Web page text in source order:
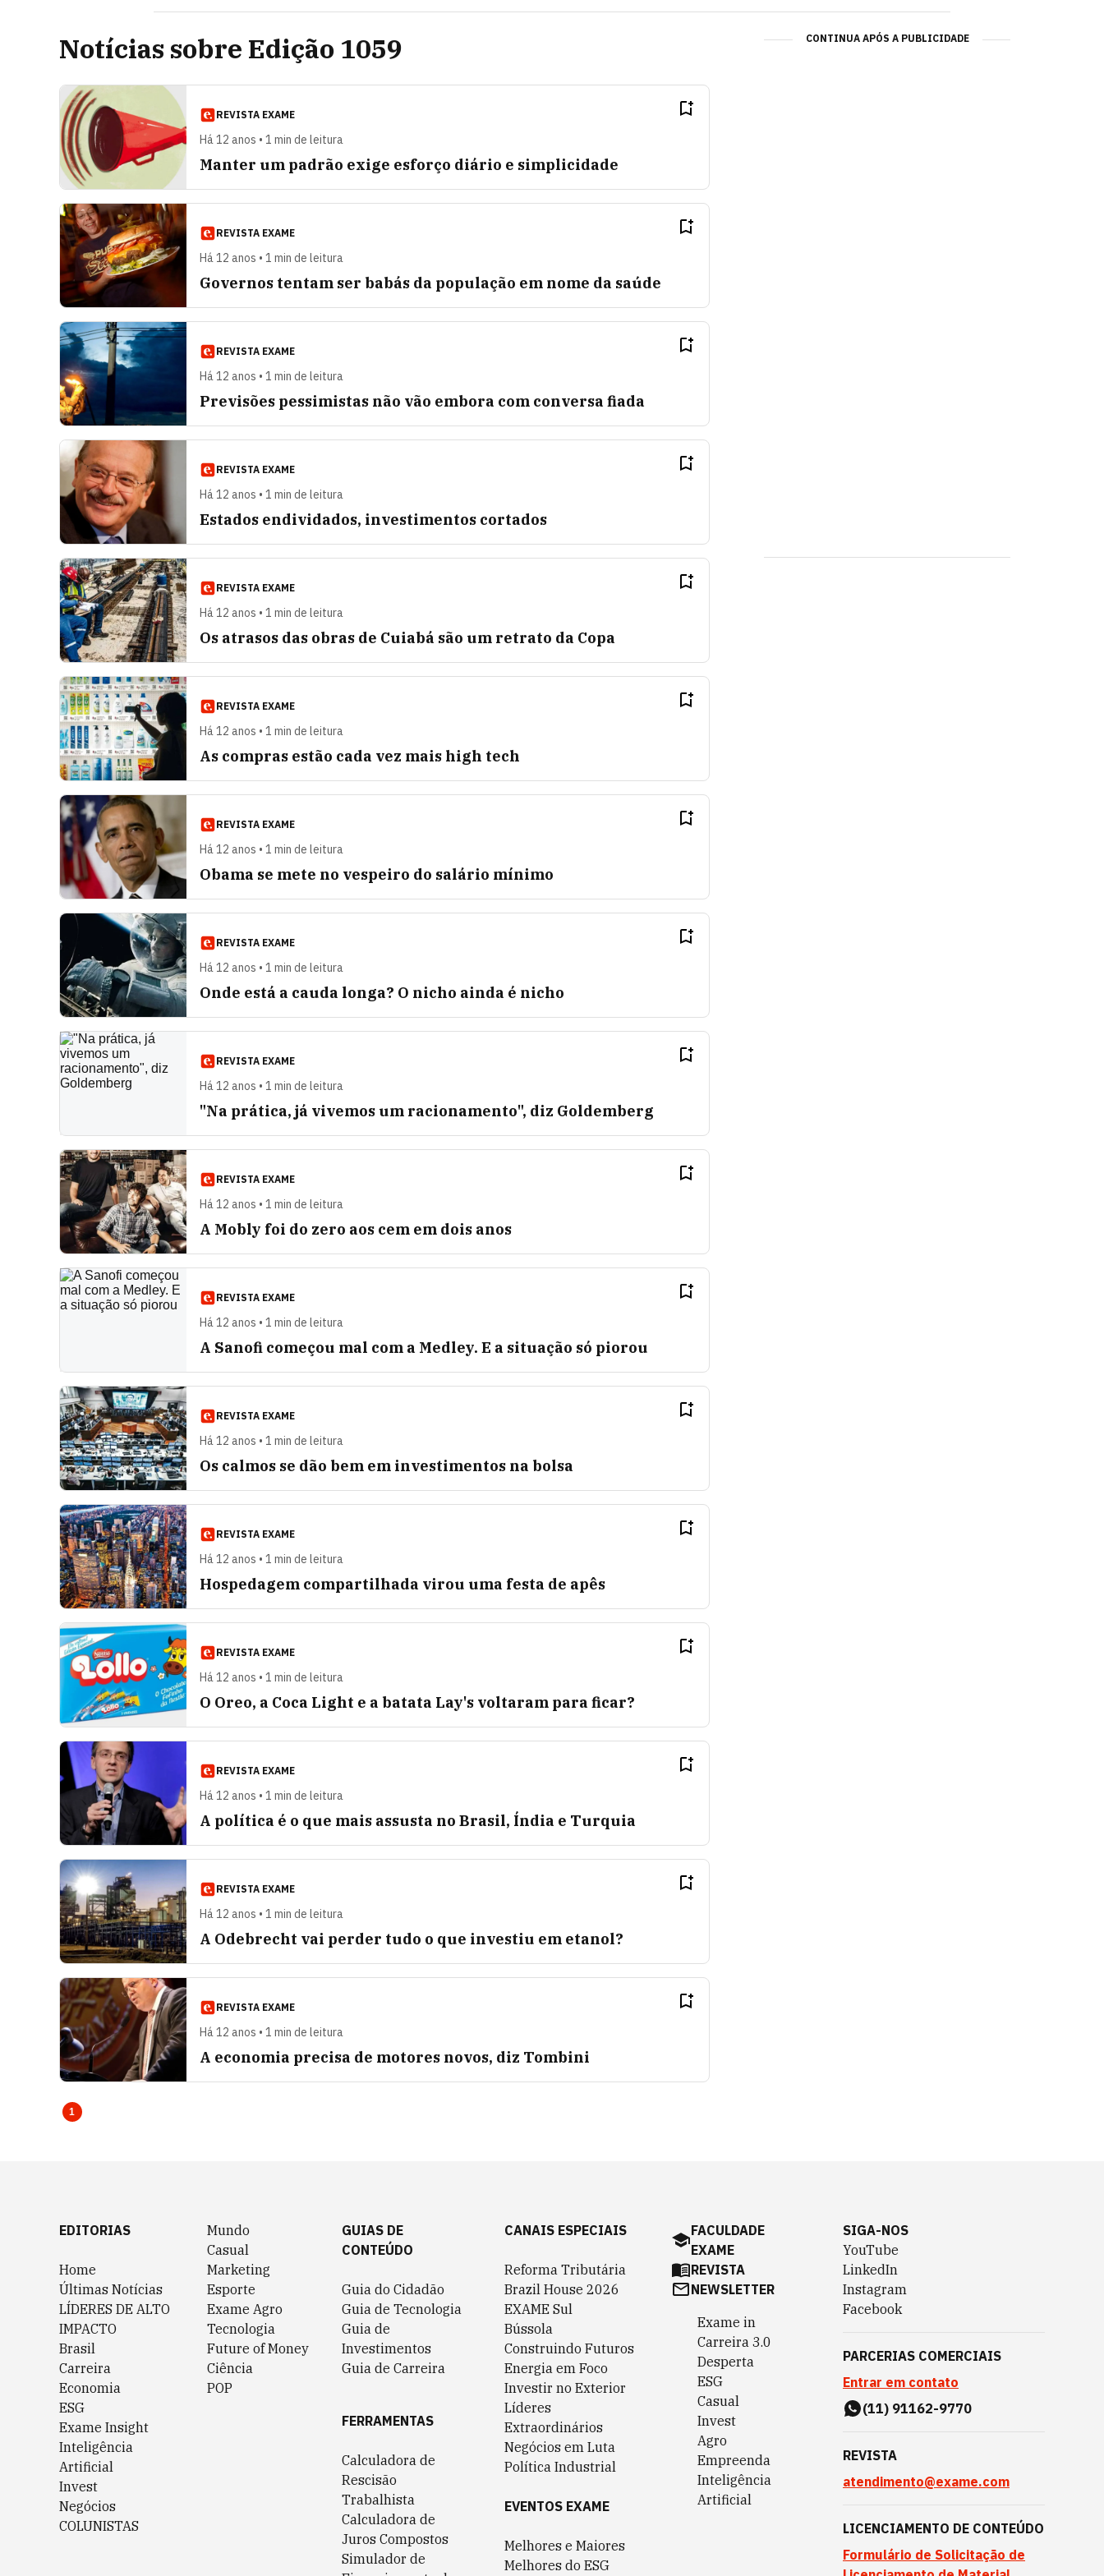
Notícias sobre Edição 1059
REVISTA EXAME
Há 12 anos • 1 min de leitura
Manter um padrão exige esforço diário e simplicidade
REVISTA EXAME
Há 12 anos • 1 min de leitura
Governos tentam ser babás da população em nome da saúde
REVISTA EXAME
Há 12 anos • 1 min de leitura
Previsões pessimistas não vão embora com conversa fiada
REVISTA EXAME
Há 12 anos • 1 min de leitura
Estados endividados, investimentos cortados
REVISTA EXAME
Há 12 anos • 1 min de leitura
Os atrasos das obras de Cuiabá são um retrato da Copa
REVISTA EXAME
Há 12 anos • 1 min de leitura
As compras estão cada vez mais high tech
REVISTA EXAME
Há 12 anos • 1 min de leitura
Obama se mete no vespeiro do salário mínimo
REVISTA EXAME
Há 12 anos • 1 min de leitura
Onde está a cauda longa? O nicho ainda é nicho
REVISTA EXAME
Há 12 anos • 1 min de leitura
"Na prática, já vivemos um racionamento", diz Goldemberg
REVISTA EXAME
Há 12 anos • 1 min de leitura
A Mobly foi do zero aos cem em dois anos
REVISTA EXAME
Há 12 anos • 1 min de leitura
A Sanofi começou mal com a Medley. E a situação só piorou
REVISTA EXAME
Há 12 anos • 1 min de leitura
Os calmos se dão bem em investimentos na bolsa
REVISTA EXAME
Há 12 anos • 1 min de leitura
Hospedagem compartilhada virou uma festa de apês
REVISTA EXAME
Há 12 anos • 1 min de leitura
O Oreo, a Coca Light e a batata Lay's voltaram para ficar?
REVISTA EXAME
Há 12 anos • 1 min de leitura
A política é o que mais assusta no Brasil, Índia e Turquia
REVISTA EXAME
Há 12 anos • 1 min de leitura
A Odebrecht vai perder tudo o que investiu em etanol?
REVISTA EXAME
Há 12 anos • 1 min de leitura
A economia precisa de motores novos, diz Tombini
CONTINUA APÓS A PUBLICIDADE
1
EDITORIAS
Home
Últimas Notícias
LÍDERES DE ALTO
IMPACTO
Brasil
Carreira
Economia
ESG
Exame Insight
Inteligência
Artificial
Invest
Negócios
COLUNISTAS
Mundo
Casual
Marketing
Esporte
Exame Agro
Tecnologia
Future of Money
Ciência
POP
GUIAS DE
CONTEÚDO
Guia do Cidadão
Guia de Tecnologia
Guia de
Investimentos
Guia de Carreira
FERRAMENTAS
Calculadora de
Rescisão
Trabalhista
Calculadora de
Juros Compostos
Simulador de
CANAIS ESPECIAIS
Reforma Tributária
Brazil House 2026
EXAME Sul
Bússola
Construindo Futuros
Energia em Foco
Investir no Exterior
Líderes
Extraordinários
Negócios em Luta
Política Industrial
EVENTOS EXAME
Melhores e Maiores
Melhores do ESG
FACULDADE
EXAME
REVISTA
NEWSLETTER
Exame in
Carreira 3.0
Desperta
ESG
Casual
Invest
Agro
Empreenda
Inteligência
Artificial
SIGA-NOS
YouTube
LinkedIn
Instagram
Facebook
PARCERIAS COMERCIAIS
Entrar em contato
(11) 91162-9770
REVISTA
atendimento@exame.com
LICENCIAMENTO DE CONTEÚDO
Formulário de Solicitação de